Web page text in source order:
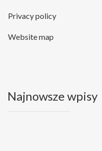
Privacy policy
Website map
Najnowsze wpisy